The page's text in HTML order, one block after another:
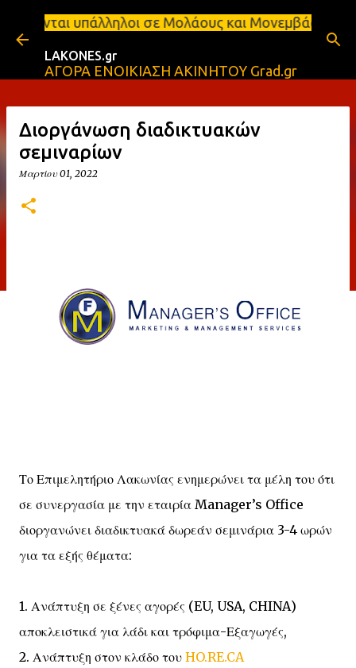
Μετάβαση στο κύριο περιεχόμενο
υπάλληλοι σε Μολάους και
LAKONES.gr
ΑΓΟΡΑ ΕΝΟΙΚΙΑΣΗ ΑΚΙΝΗΤΟΥ Grad.gr
Διοργάνωση διαδικτυακών
σεμιναρίων
Μαρτίου 01, 2022
Το Επιμελητήριο Λακωνίας ενημερώνει τα μέλη του ότι
σε συνεργασία με την εταιρία Manager’s Office
διοργανώνει διαδικτυακά δωρεάν σεμινάρια 3-4 ωρών
για τα εξής θέματα:
1. Ανάπτυξη σε ξένες αγορές (EU, USA, CHINA)
αποκλειστικά για λάδι και τρόφιμα-Εξαγωγές,
2. Ανάπτυξη στον κλάδο του HO.RE.CA